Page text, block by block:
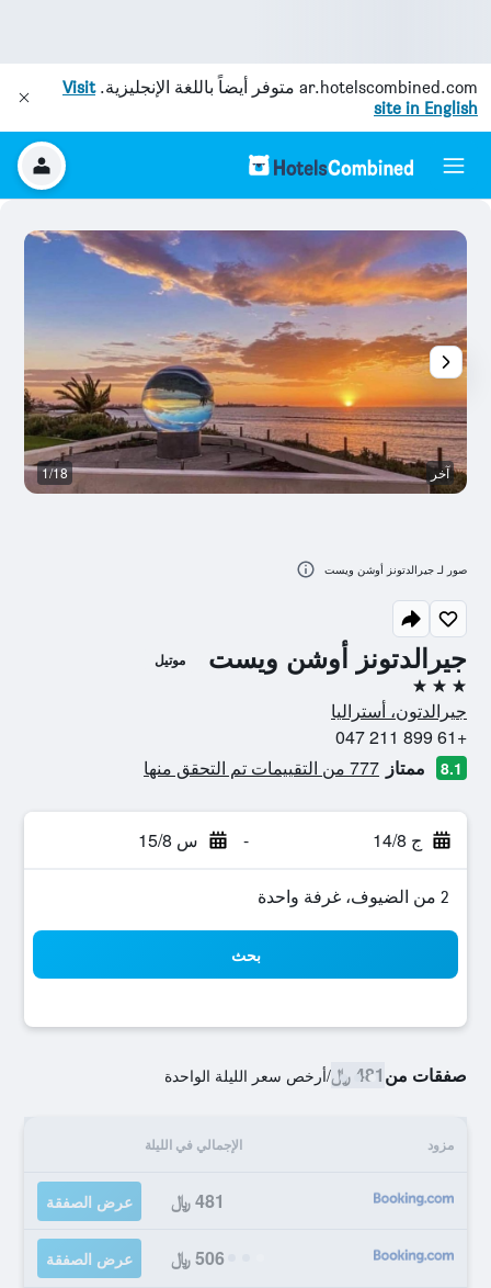
ar.hotelscombined.com متوفر أيضاً باللغة الإنجليزية.Visit
site in English
جيرالدتونز أوشن ويست موتيل
3 نجوم
جيرالدتون، أستراليا
+61 899 211 047
8.1 ممتاز 777 من التقييمات تم التحقق منها
ج 14/8 - س 15/8
2 من الضيوف، غرفة واحدة
بحث
صفقات من481 ﷼ /أرخص سعر الليلة الواحدة
مزود الإجمالي في الليلة
481 ﷼ عرض الصفقة
506 ﷼ عرض الصفقة
آخر 1/18
صور لـ جيرالدتونز أوشن ويست